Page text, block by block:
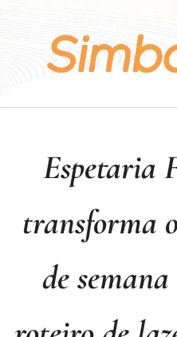
Espetaria
transforma
de